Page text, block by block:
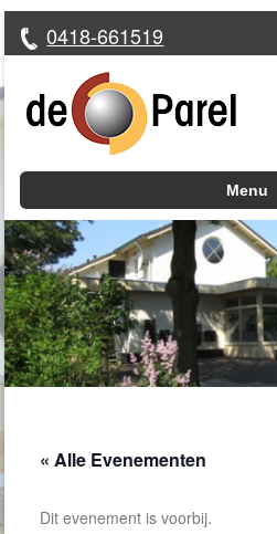
0418-661519
Menu
Skip to content
« Alle Evenementen
Dit evenement is voorbij.